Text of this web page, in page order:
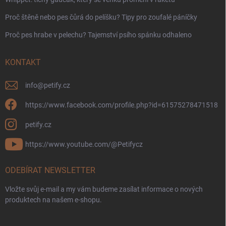
Proč štěně nebo pes čůrá do pelíšku? Tipy pro zoufalé páníčky
Proč pes hrabe v pelechu? Tajemství psího spánku odhaleno
KONTAKT
info@petify.cz
https://www.facebook.com/profile.php?id=61575278471518
petify.cz
https://www.youtube.com/@Petifycz
ODEBÍRAT NEWSLETTER
Vložte svůj e-mail a my vám budeme zasílat informace o nových
produktech na našem e-shopu.